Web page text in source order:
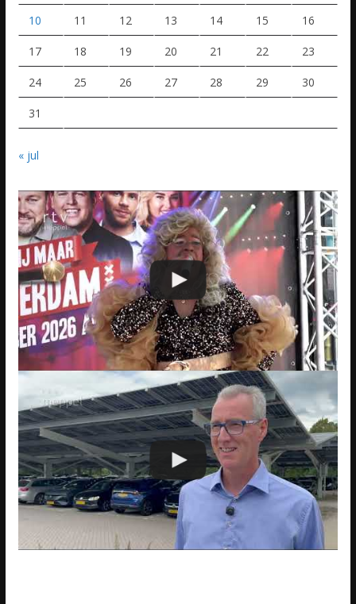
10 11 12 13 14 15 16
17 18 19 20 21 22 23
24 25 26 27 28 29 30
31
« jul